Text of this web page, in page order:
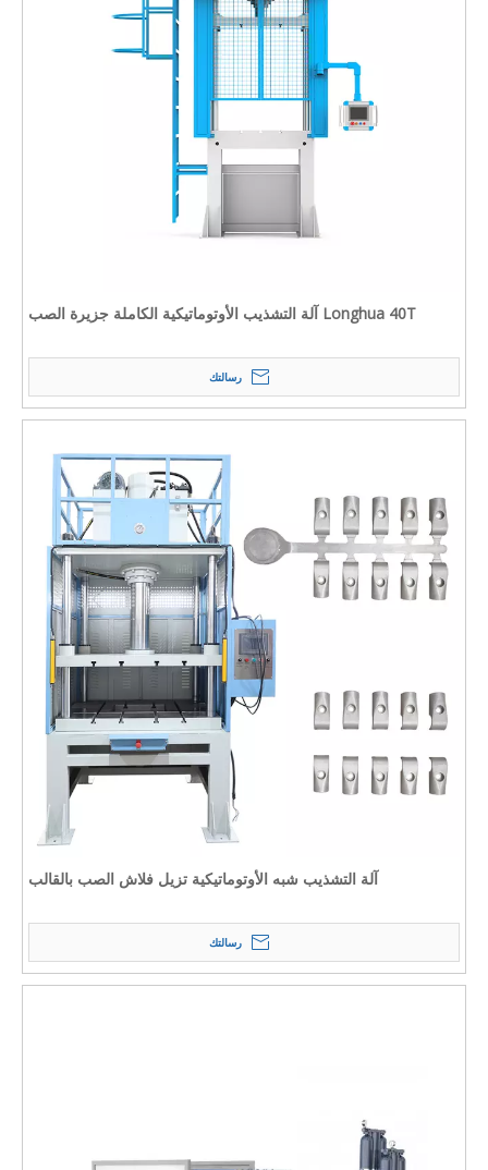
Longhua 40T آلة التشذيب الأوتوماتيكية الكاملة جزيرة الصب
رسالتك
آلة التشذيب شبه الأوتوماتيكية تزيل فلاش الصب بالقالب
رسالتك